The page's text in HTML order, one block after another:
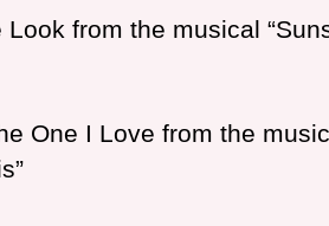
from the musical
I Love from the